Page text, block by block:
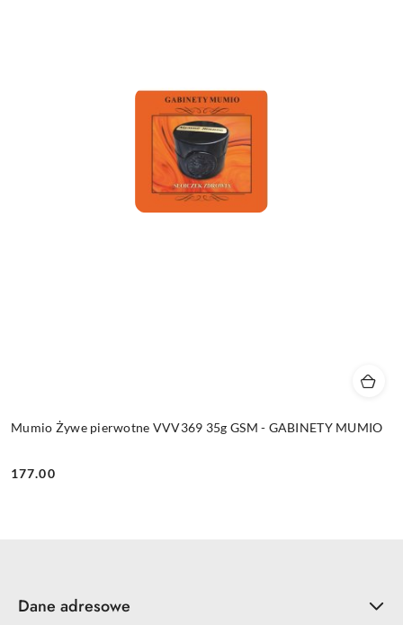
Mumio Żywe pierwotne VVV369 35g GSM - GABINETY MUMIO
Cena:
177.00
Dane adresowe